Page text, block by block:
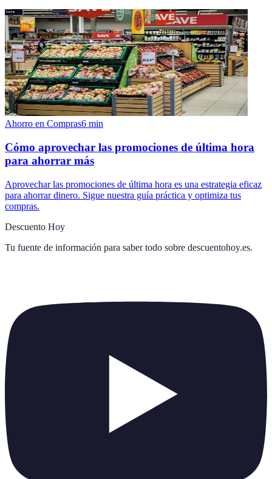
Ahorro en Compras6 min
Cómo aprovechar las promociones de última hora
para ahorrar más
Aprovechar las promociones de última hora es una estrategia eficaz
para ahorrar dinero. Sigue nuestra guía práctica y optimiza tus
compras.
Descuento Hoy
Tu fuente de información para saber todo sobre descuentohoy.es.